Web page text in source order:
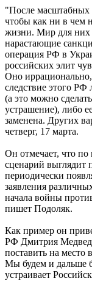
"После масштабных
чтобы как ни в чем
жизни. Мир для них
нарастающие
операция РФ в
российских элит
Оно
следствие этого РФ
(а это можно
устрашение), либо
заменена. Других
четверг, 17 марта.
Он отмечает, что
сценарий выглядит
периодически
заявления
начала войны
пишет Подоляк.
Как пример он
РФ Дмитрия
поставить на место
Мы будем и дальше
устраивает